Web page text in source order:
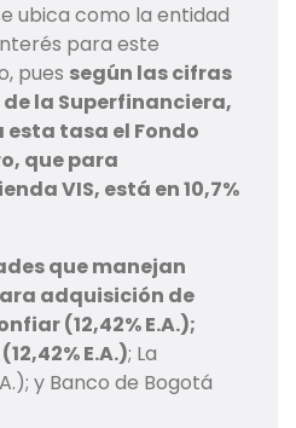
ubica como la entidad
para este
pues según las cifras
la Superfinanciera,
esta tasa el Fondo
que para
VIS, está en 10,7%
que manejan
adquisición de
(12,42% E.A.);
E.A.); La
y Banco de Bogotá